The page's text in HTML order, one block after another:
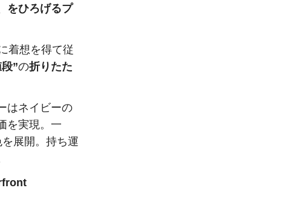
をひろげるプ
着想を得て従
”の折りたた
はネイビーの
を実現。一
展開。持ち運